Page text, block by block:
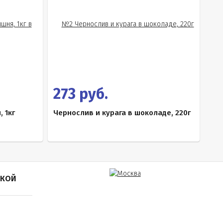
1кг
273 руб.
Чернослив и курага в шоколаде, 220г